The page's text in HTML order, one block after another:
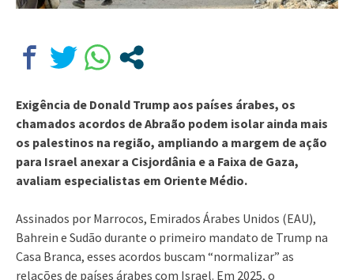
Exigência de Donald Trump aos países árabes, os
chamados acordos de Abraão podem isolar ainda mais
os palestinos na região, ampliando a margem de ação
para Israel anexar a Cisjordânia e a Faixa de Gaza,
avaliam especialistas em Oriente Médio.
Assinados por Marrocos, Emirados Árabes Unidos (EAU),
Bahrein e Sudão durante o primeiro mandato de Trump na
Casa Branca, esses acordos buscam “normalizar” as
relações de países árabes com Israel. Em 2025, o